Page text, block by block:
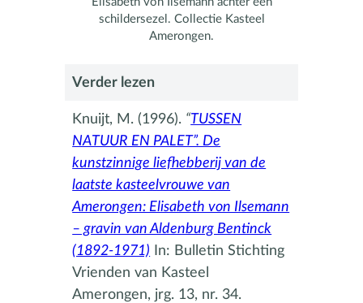
schildersezel. Collectie Kasteel
Amerongen.
Verder lezen
Knuijt, M. (1996). “TUSSEN
NATUUR EN PALET”. De
kunstzinnige liefhebberij van de
laatste kasteelvrouwe van
Amerongen: Elisabeth von Ilsemann
– gravin van Aldenburg Bentinck
(1892-1971) In: Bulletin Stichting
Vrienden van Kasteel
Amerongen, jrg. 13, nr. 34.